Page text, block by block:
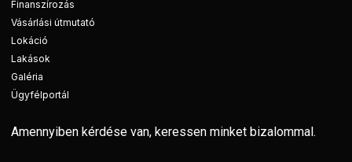
Finanszírozás
Vásárlási útmutató
Lokáció
Lakások
Galéria
Ügyfélportál
Amennyiben kérdése van, keressen minket bizalommal.